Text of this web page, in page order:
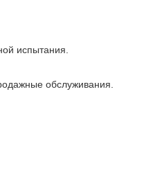
испытания.
обслуживания.